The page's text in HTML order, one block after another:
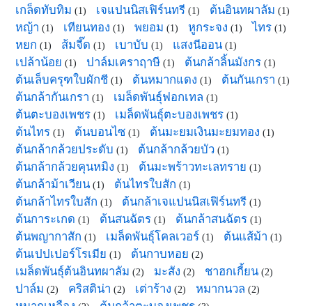
เกล็ดทับทิม (1) เจแปนนิสเฟิร์นทรี (1) ต้นอินทผาลัม (1)
หญ้า (1) เทียนทอง (1) พยอม (1) หูกระจง (1) ไทร (1)
หยก (1) ส้มจี๊ด (1) เบาบับ (1) แสงนีออน (1)
เปล้าน้อย (1) ปาล์มเคราฤาษี (1) ต้นกล้าลิ้นมังกร (1)
ต้นเล็บครุฑใบผักชี (1) ต้นหมากแดง (1) ต้นกันเกรา (1)
ต้นกล้ากันเกรา (1) เมล็ดพันธุ์ฟอกเทล (1)
ต้นตะบองเพชร (1) เมล็ดพันธุ์ตะบองเพชร (1)
ต้นไทร (1) ต้นบอนไซ (1) ต้นมะยมเงินมะยมทอง (1)
ต้นกล้ากล้วยประดับ (1) ต้นกล้ากล้วยบัว (1)
ต้นกล้ากล้วยคุนหมิง (1) ต้นมะพร้าวทะเลทราย (1)
ต้นกล้าม้าเวียน (1) ต้นไทรใบสัก (1)
ต้นกล้าไทรใบสัก (1) ต้นกล้าเจแปนนิสเฟิร์นทรี (1)
ต้นการะเกด (1) ต้นสนฉัตร (1) ต้นกล้าสนฉัตร (1)
ต้นพญากาสัก (1) เมล็ดพันธุ์โคลเวอร์ (1) ต้นแส้ม้า (1)
ต้นเปปเปอร์โรเมีย (1) ต้นกาบหอย (2)
เมล็ดพันธุ์ต้นอินทผาลัม (2) มะสัง (2) ชาฮกเกี้ยน (2)
ปาล์ม (2) คริสติน่า (2) เต่าร้าง (2) หมากนวล (2)